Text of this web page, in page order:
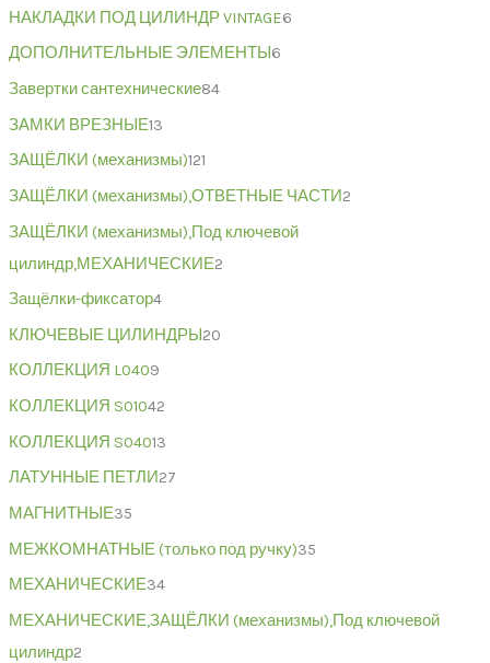
НАКЛАДКИ ПОД ЦИЛИНДР VINTAGE6
ДОПОЛНИТЕЛЬНЫЕ ЭЛЕМЕНТЫ 6
Завертки сантехнические84
ЗАМКИ ВРЕЗНЫЕ13
ЗАЩЁЛКИ (механизмы)121
ЗАЩЁЛКИ (механизмы),ОТВЕТНЫЕ ЧАСТИ2
ЗАЩЁЛКИ (механизмы),Под ключевой
цилиндр,МЕХАНИЧЕСКИЕ2
Защёлки-фиксатор4
КЛЮЧЕВЫЕ ЦИЛИНДРЫ 20
КОЛЛЕКЦИЯ L0409
КОЛЛЕКЦИЯ S01042
КОЛЛЕКЦИЯ S04013
ЛАТУННЫЕ ПЕТЛИ27
МАГНИТНЫЕ35
МЕЖКОМНАТНЫЕ (только под ручку)35
МЕХАНИЧЕСКИЕ34
МЕХАНИЧЕСКИЕ,ЗАЩЁЛКИ (механизмы),Под ключевой
цилиндр2